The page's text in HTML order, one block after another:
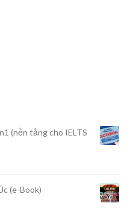
(nền tảng cho IELTS
(e-Book)